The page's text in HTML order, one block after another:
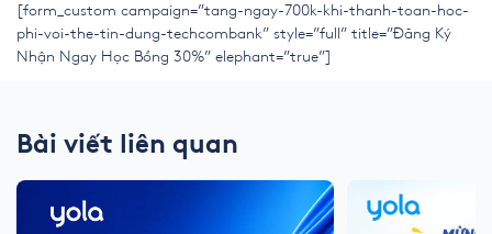
[form_custom campaign=”tang-ngay-700k-khi-thanh-toan-hoc-
phi-voi-the-tin-dung-techcombank” style=”full” title=”Đăng Ký
Nhận Ngay Học Bổng 30%” elephant=”true”]
Bài viết liên quan